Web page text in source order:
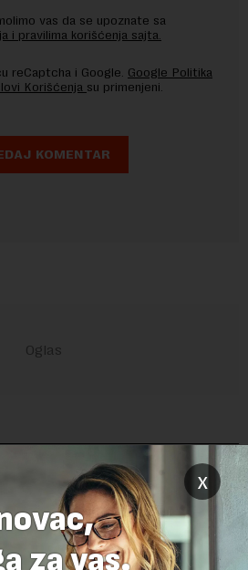
vas da se upoznate sa
i pravilima korišćenja sajta.
reCaptcha i Google. Google Politika
Korišćenja su primenjeni.
x
za vas.